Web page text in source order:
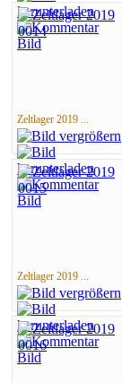
Zeltlager 2019 ...
Zeltlager 2019 ...